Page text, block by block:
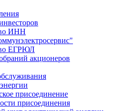
ИНН
ЕГРЮЛ
акционеров
присоединение
присоединения